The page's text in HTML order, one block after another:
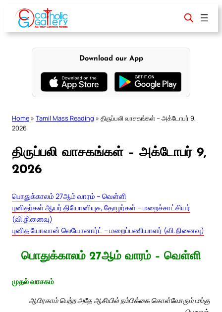
content
Download our App
Home » Tamil Mass Reading » திருப்பலி வாசகங்கள் – அக்டோபர் 9,
2026
திருப்பலி வாசகங்கள் – அக்டோபர் 9,
2026
பொதுக்காலம் 27ஆம் வாரம் – வெள்ளி
புனிதர்கள் ஆயர் தியோனியுசு, தோழர்கள் – மறைச்சாட்சியர்
(வி.நினைவு)
புனித யோவான் லெயோனார்ட் – மறைப்பணியாளர் (வி.நினைவு)
பொதுக்காலம் 27ஆம் வாரம் – வெள்ளி
முதல் வாசகம்
ஆபிரகாம் பெற்ற அதே ஆசியில் நம்பிக்கை கொள்வோரும் பங்கு